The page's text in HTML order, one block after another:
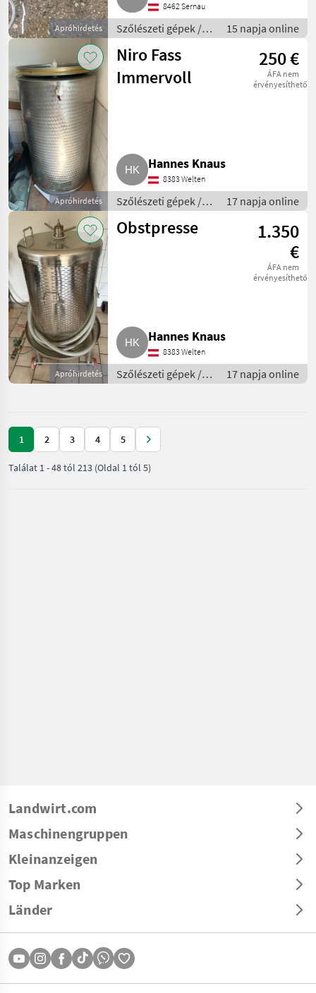
Apróhirdetés
8462 Sernau
Szőlészeti gépek /
Pincészeti gépek
15 napja online
Apróhirdetés
Niro Fass
Immervoll
250 €
ÁFA nem
érvényesíthető
Hannes Knaus
8383 Welten
Szőlészeti gépek /
Pincészeti gépek
17 napja online
Apróhirdetés
Obstpresse
1.350
€
ÁFA nem
érvényesíthető
Hannes Knaus
8383 Welten
Szőlészeti gépek /
Pincészeti gépek
17 napja online
1 2 3 4 5
Találat 1-48tól 213 (Oldal 1 tól 5)
Landwirt.com
Maschinengruppen
Kleinanzeigen
Top Marken
Länder